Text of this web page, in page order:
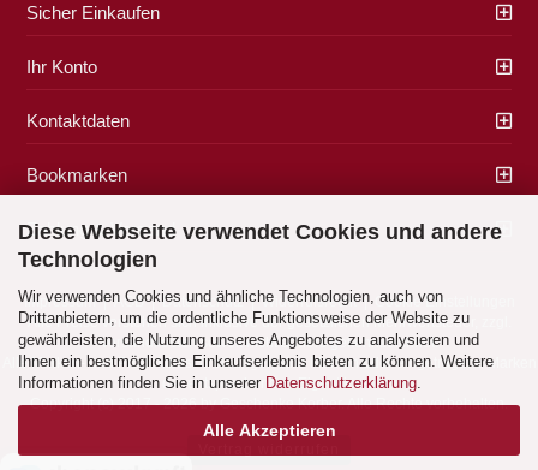
Diese Webseite verwendet Cookies und andere
Technologien
Wir verwenden Cookies und ähnliche Technologien, auch von
Drittanbietern, um die ordentliche Funktionsweise der Website zu
gewährleisten, die Nutzung unseres Angebotes zu analysieren und
Ihnen ein bestmögliches Einkaufserlebnis bieten zu können. Weitere
Informationen finden Sie in unserer Datenschutzerklärung.
Alle Akzeptieren
Sicher Einkaufen
Ihr Konto
Kontaktdaten
Bookmarken
Zahlung & Versand
Impressum|AGB|Datenschutz|Widerrufsrecht| Cookie Einstellungen
Alle Preise verstehen sich inklusive der gesetzlichen Mehrwertsteuer, zzgl.
Versandkostensoweit nicht anders gekennzeichnet.
Alle Marken- und Produktbeschreibungen sind Marken oder eingetragene Marken
der entsprechenden Eigentümer.
Copyright (c) 2017 - 2026 by Geschenke Korber. Alle Rechte vorbehalten.